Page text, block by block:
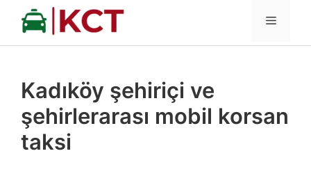
İçeriğe
MENÜ
Kadıköy şehiriçi ve
şehirlerarası mobil korsan
taksi